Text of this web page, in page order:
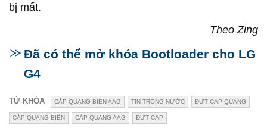
bị mất.
Theo Zing
Đã có thể mở khóa Bootloader cho LG
G4
TỪ KHÓA CÁP QUANG BIỂN AAG TIN TRONG NƯỚC ĐỨT CÁP QUANG
CÁP QUANG BIỂN CÁP QUANG AAG ĐỨT CÁP